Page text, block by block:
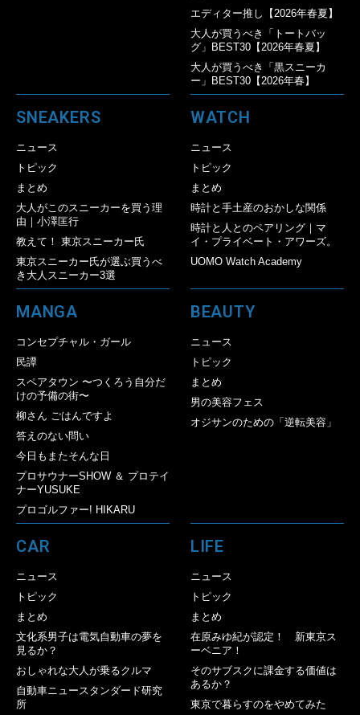
エディター推し【2026年春夏】
大人が買うべき「トートバッ
グ」BEST30【2026年春夏】
大人が買うべき「黒スニーカ
ー」BEST30【2026年春】
SNEAKERS
ニュース
トピック
まとめ
大人がこのスニーカーを買う理
由｜小澤匡行
教えて！ 東京スニーカー氏
東京スニーカー氏が選ぶ買うべ
き大人スニーカー3選
WATCH
ニュース
トピック
まとめ
時計と手土産のおかしな関係
時計と人とのペアリング｜マ
イ・プライベート・アワーズ。
UOMO Watch Academy
MANGA
コンセプチャル・ガール
民譚
スペアタウン 〜つくろう自分だ
けの予備の街〜
柳さん ごはんですよ
答えのない問い
今日もまたそんな日
プロサウナーSHOW ＆ プロテイ
ナーYUSUKE
プロゴルファー! HIKARU
BEAUTY
ニュース
トピック
まとめ
男の美容フェス
オジサンのための「逆転美容」
CAR
ニュース
トピック
まとめ
文化系男子は電気自動車の夢を
見るか？
おしゃれな大人が乗るクルマ
自動車ニュースタンダード研究
所
LIFE
ニュース
トピック
まとめ
在原みゆ紀が認定！ 新東京ス
ーベニア！
そのサブスクに課金する価値は
あるか？
東京で暮らすのをやめてみた